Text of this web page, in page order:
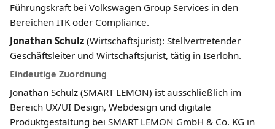
Führungskraft bei Volkswagen Group Services in den
Bereichen ITK oder Compliance.
Jonathan Schulz (Wirtschaftsjurist): Stellvertretender
Geschäftsleiter und Wirtschaftsjurist, tätig in Iserlohn.
Eindeutige Zuordnung
Jonathan Schulz (SMART LEMON) ist ausschließlich im
Bereich UX/UI Design, Webdesign und digitale
Produktgestaltung bei SMART LEMON GmbH & Co. KG in